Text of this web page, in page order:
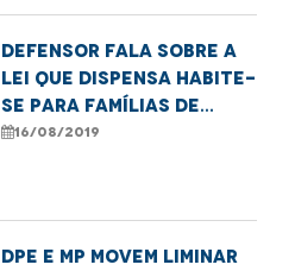
Defensor fala sobre a
lei que dispensa Habite-
se para famílias de
baixa renda
16/08/2019
DPE e MP movem liminar